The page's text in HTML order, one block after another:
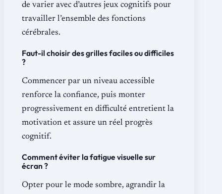
de varier avec d’autres jeux cognitifs pour
travailler l’ensemble des fonctions
cérébrales.
Faut-il choisir des grilles faciles ou difficiles
?
Commencer par un niveau accessible
renforce la confiance, puis monter
progressivement en difficulté entretient la
motivation et assure un réel progrès
cognitif.
Comment éviter la fatigue visuelle sur
écran ?
Opter pour le mode sombre, agrandir la